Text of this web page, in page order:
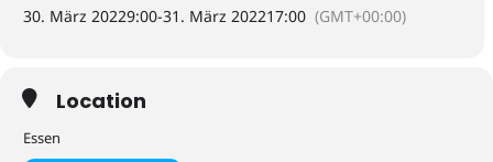
30. März 20229:00-31. März 202217:00 (GMT+00:00)
Location
Essen